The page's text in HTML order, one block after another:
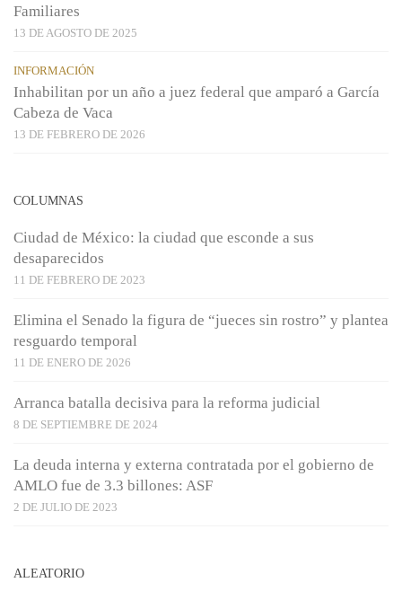
Familiares
13 DE AGOSTO DE 2025
INFORMACIÓN
Inhabilitan por un año a juez federal que amparó a García
Cabeza de Vaca
13 DE FEBRERO DE 2026
COLUMNAS
Ciudad de México: la ciudad que esconde a sus
desaparecidos
11 DE FEBRERO DE 2023
Elimina el Senado la figura de “jueces sin rostro” y plantea
resguardo temporal
11 DE ENERO DE 2026
Arranca batalla decisiva para la reforma judicial
8 DE SEPTIEMBRE DE 2024
La deuda interna y externa contratada por el gobierno de
AMLO fue de 3.3 billones: ASF
2 DE JULIO DE 2023
ALEATORIO